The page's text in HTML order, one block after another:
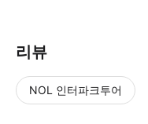
리뷰
NOL 인터파크투어